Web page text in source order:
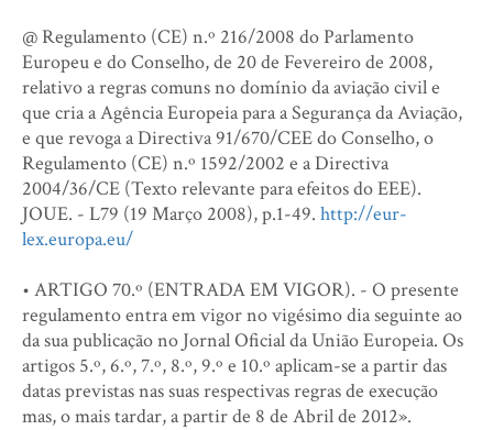
@ Regulamento (CE) n.º 216/2008 do Parlamento
Europeu e do Conselho, de 20 de Fevereiro de 2008,
relativo a regras comuns no domínio da aviação civil e
que cria a Agência Europeia para a Segurança da Aviação,
e que revoga a Directiva 91/670/CEE do Conselho, o
Regulamento (CE) n.º 1592/2002 e a Directiva
2004/36/CE (Texto relevante para efeitos do EEE).
JOUE. - L79 (19 Março 2008), p.1-49. http://eur-
lex.europa.eu/
• ARTIGO 70.º (ENTRADA EM VIGOR). - O presente
regulamento entra em vigor no vigésimo dia seguinte ao
da sua publicação no Jornal Oficial da União Europeia. Os
artigos 5.º, 6.º, 7.º, 8.º, 9.º e 10.º aplicam-se a partir das
datas previstas nas suas respectivas regras de execução
mas, o mais tardar, a partir de 8 de Abril de 2012».